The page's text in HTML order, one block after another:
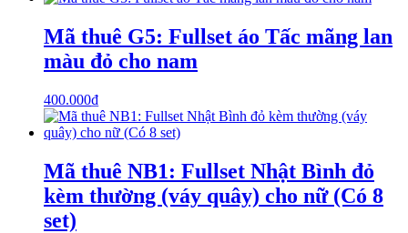
Mã thuê G5: Fullset áo Tấc mãng lan
màu đỏ cho nam
400.000₫
Mã thuê NB1: Fullset Nhật Bình đỏ
kèm thường (váy quây) cho nữ (Có 8
set)